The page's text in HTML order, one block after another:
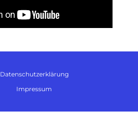
Datenschutzerklärung
Impressum